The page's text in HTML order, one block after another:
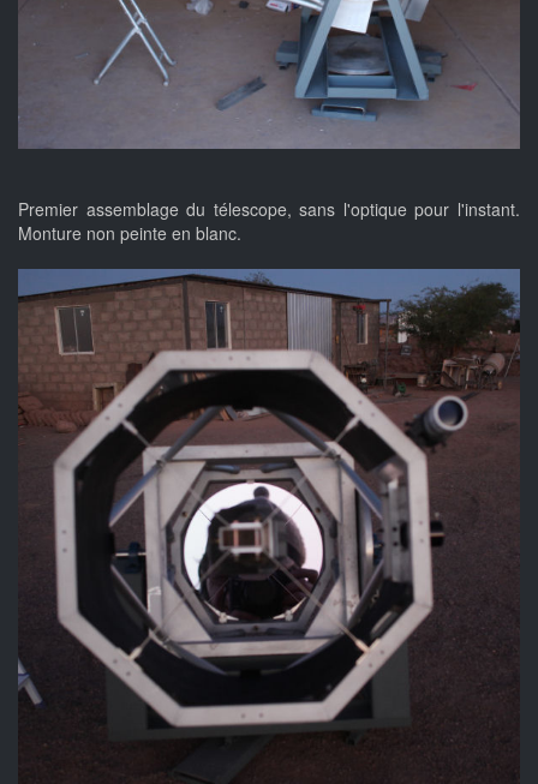
Premier assemblage du télescope, sans l'optique pour l'instant.
Monture non peinte en blanc.